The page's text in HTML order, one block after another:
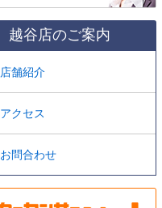
越谷店のご案内
店舗紹介
アクセス
お問合わせ